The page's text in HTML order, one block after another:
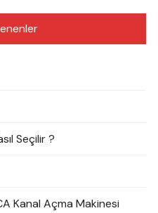
Seçilir ?
Kanal Açma Makinesi